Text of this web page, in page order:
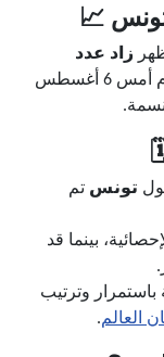
📈
زاد عدد
مقارنة بيوم أمس 6 أغسطس
نسمة.
تونس تم
بينما قد
وترتيب
العالم.